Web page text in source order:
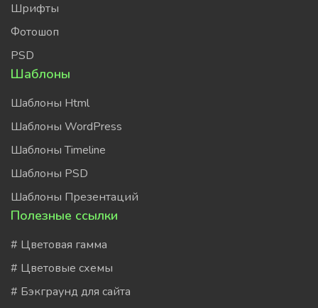
Шрифты
Фотошоп
PSD
Шаблоны
Шаблоны Html
Шаблоны WordPress
Шаблоны Timeline
Шаблоны PSD
Шаблоны Презентаций
Полезные ссылки
# Цветовая гамма
# Цветовые схемы
# Бэкграунд для сайта